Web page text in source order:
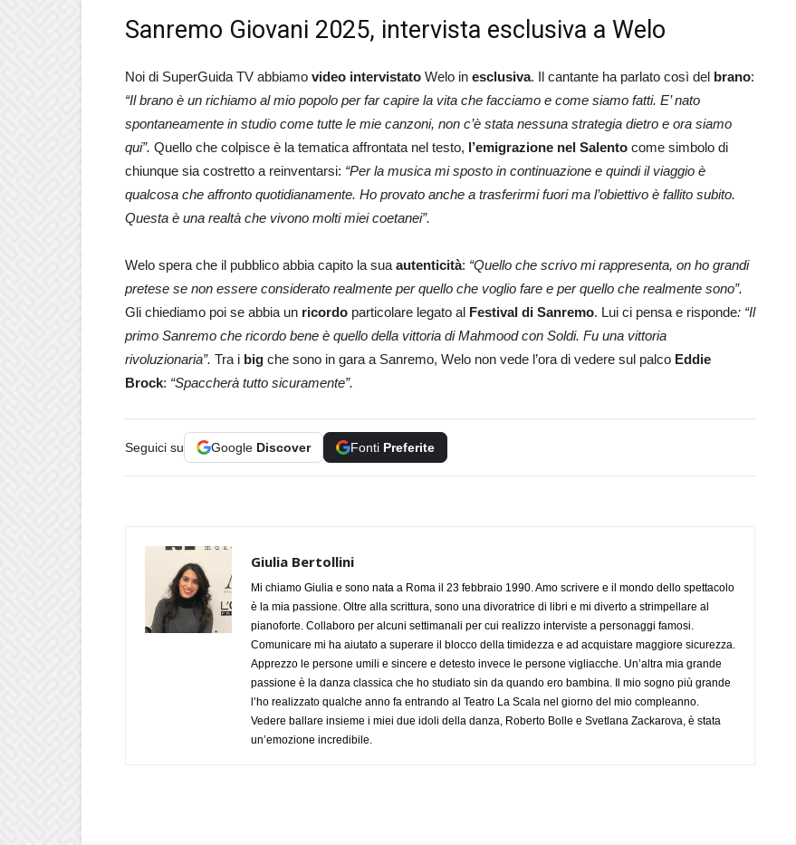
Sanremo Giovani 2025, intervista esclusiva a Welo
Noi di SuperGuida TV abbiamo video intervistato Welo in esclusiva. Il cantante ha parlato così del brano:
“Il brano è un richiamo al mio popolo per far capire la vita che facciamo e come siamo fatti. E’ nato
spontaneamente in studio come tutte le mie canzoni, non c’è stata nessuna strategia dietro e ora siamo
qui”. Quello che colpisce è la tematica affrontata nel testo, l’emigrazione nel Salento come simbolo di
chiunque sia costretto a reinventarsi: “Per la musica mi sposto in continuazione e quindi il viaggio è
qualcosa che affronto quotidianamente. Ho provato anche a trasferirmi fuori ma l’obiettivo è fallito subito.
Questa è una realtà che vivono molti miei coetanei”.
Welo spera che il pubblico abbia capito la sua autenticità: “Quello che scrivo mi rappresenta, on ho grandi
pretese se non essere considerato realmente per quello che voglio fare e per quello che realmente sono”.
Gli chiediamo poi se abbia un ricordo particolare legato al Festival di Sanremo. Lui ci pensa e risponde: “Il
primo Sanremo che ricordo bene è quello della vittoria di Mahmood con Soldi. Fu una vittoria
rivoluzionaria”. Tra i big che sono in gara a Sanremo, Welo non vede l’ora di vedere sul palco Eddie
Brock: “Spaccherà tutto sicuramente”.
Seguici su Google Discover Fonti Preferite
Giulia Bertollini
Mi chiamo Giulia e sono nata a Roma il 23 febbraio 1990. Amo scrivere e il mondo dello spettacolo
è la mia passione. Oltre alla scrittura, sono una divoratrice di libri e mi diverto a strimpellare al
pianoforte. Collaboro per alcuni settimanali per cui realizzo interviste a personaggi famosi.
Comunicare mi ha aiutato a superare il blocco della timidezza e ad acquistare maggiore sicurezza.
Apprezzo le persone umili e sincere e detesto invece le persone vigliacche. Un’altra mia grande
passione è la danza classica che ho studiato sin da quando ero bambina. Il mio sogno più grande
l’ho realizzato qualche anno fa entrando al Teatro La Scala nel giorno del mio compleanno.
Vedere ballare insieme i miei due idoli della danza, Roberto Bolle e Svetlana Zackarova, è stata
un’emozione incredibile.